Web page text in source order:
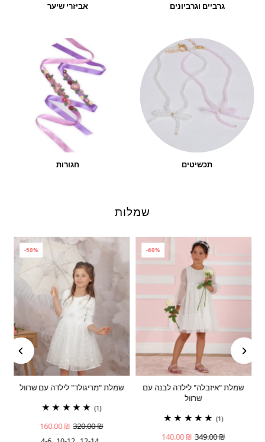
אביזרי שיער גרביים וגרביונים
חגורות תכשיטים
שמלות
-50%
שמלת "מריגולד" לילדה עם שרוול
(1)
160.00 ₪ 320.00 ₪
-60%
שמלת "איזבלה" לילדה לבנה עם
שרוול
(1)
140.00 ₪ 349.00 ₪